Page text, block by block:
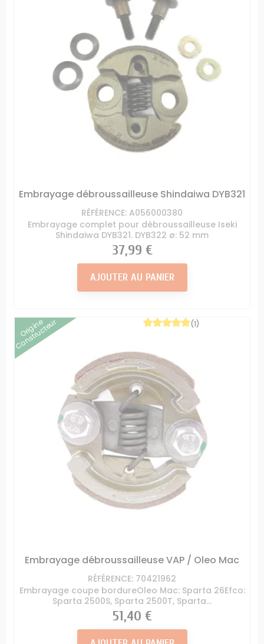
Embrayage débroussailleuse Shindaiwa DYB321
RÉFÉRENCE: A056000380
Embrayage complet pour débroussailleuse Iseki
Shindaiwa DYB321. DYB322 ø: 52 mm
Prix
37,99 €
AJOUTER AU PANIER
Origine
Constructeur
Embrayage débroussailleuse VAP / Oleo Mac
RÉFÉRENCE: 70421962
Embrayage coupe bordureOleo Mac: Sparta 26Efco:
Sparta 2500S, Sparta 2500T, Sparta...
(1)
Prix
51,40 €